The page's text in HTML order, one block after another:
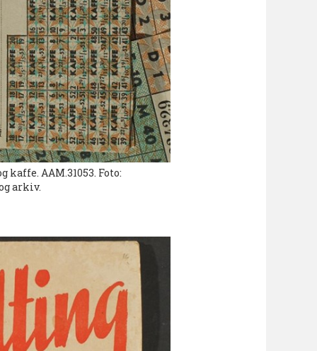
AAM.31053. Foto:
arkiv.